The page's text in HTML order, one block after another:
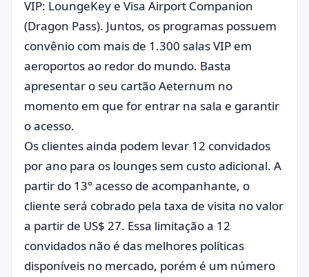
VIP: LoungeKey e Visa Airport Companion
(Dragon Pass). Juntos, os programas possuem
convênio com mais de 1.300 salas VIP em
aeroportos ao redor do mundo. Basta
apresentar o seu cartão Aeternum no
momento em que for entrar na sala e garantir
o acesso.
Os clientes ainda podem levar 12 convidados
por ano para os lounges sem custo adicional. A
partir do 13° acesso de acompanhante, o
cliente será cobrado pela taxa de visita no valor
a partir de US$ 27. Essa limitação a 12
convidados não é das melhores políticas
disponíveis no mercado, porém é um número